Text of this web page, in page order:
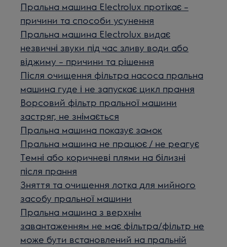
Пральна машина Electrolux протікає –
причини та способи усунення
Пральна машина Electrolux видає
незвичні звуки під час зливу води або
віджиму – причини та рішення
Після очищення фільтра насоса пральна
машина гуде і не запускає цикл прання
Ворсовий фільтр пральної машини
застряг, не знімається
Пральна машина показує замок
Пральна машина не працює / не реагує
Темні або коричневі плями на білизні
після прання
Зняття та очищення лотка для мийного
засобу пральної машини
Пральна машина з верхнім
завантаженням не має фільтра/фільтр не
може бути встановлений на пральній